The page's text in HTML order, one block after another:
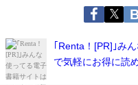
｢Renta！[PR]｣み
で気軽にお得に読